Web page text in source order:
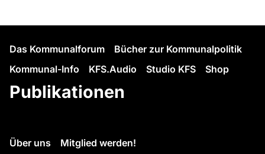
Das Kommunalforum
Bücher zur Kommunalpolitik
Kommunal-Info
KFS.Audio Studio KFS Shop
Publikationen
Über uns Mitglied werden!